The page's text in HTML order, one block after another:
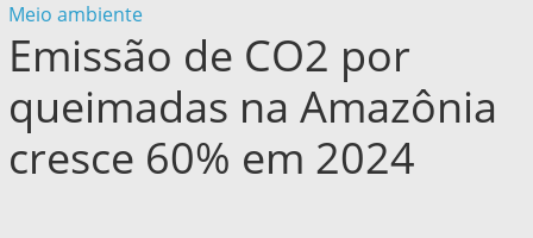
Meio ambiente
Emissão de CO2 por
queimadas na Amazônia
cresce 60% em 2024